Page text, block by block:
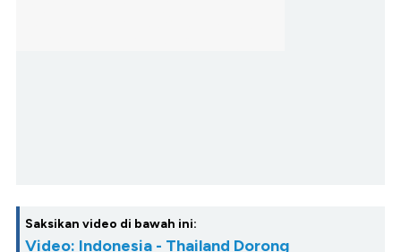
Saksikan video di bawah ini:
Video: Indonesia - Thailand Dorong